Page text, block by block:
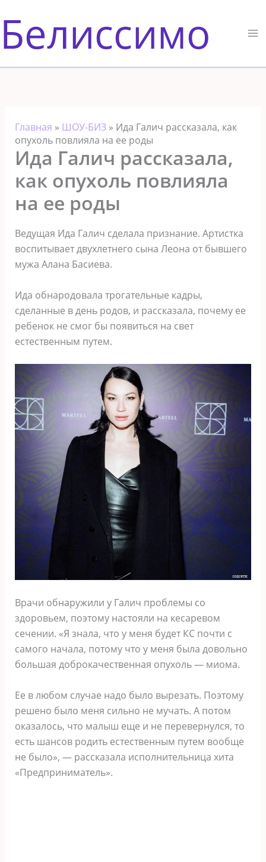
к
содержимому
Белиссимо
Главная » ШОУ-БИЗ» Ида Галич рассказала, как
опухоль повлияла на ее роды
Ида Галич рассказала,
как опухоль повлияла
на ее роды
Ведущая Ида Галич сделала признание. Артистка
воспитывает двухлетнего сына Леона от бывшего
мужа Алана Басиева.
Ида обнародовала трогательные кадры,
сделанные в день родов, и рассказала, почему ее
ребенок не смог бы появиться на свет
естественным путем.
Врачи обнаружили у Галич проблемы со
здоровьем, поэтому настояли на кесаревом
сечении. «Я знала, что у меня будет КС почти с
самого начала, потому что у меня была довольно
большая доброкачественная опухоль — миома.
Ее в любом случае надо было вырезать. Поэтому
решено было меня сильно не мучать. А потом
оказалось, что малыш еще и не перевернулся, то
есть шансов родить естественным путем вообще
не было», — рассказала исполнительница хита
«Предприниматель».